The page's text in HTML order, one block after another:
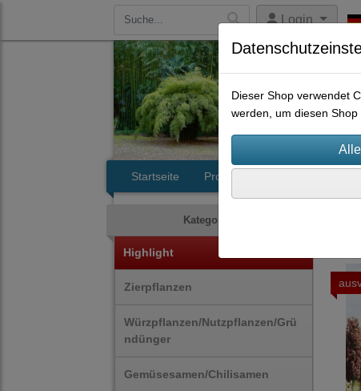
Login
Startseite Produkte
Kategorien
Highlight
Zierpflanzen
Würzpflanzen/Nutzpflanzen/Grü
ndünger
Gemüsesamen/Chilisamen
Dieser Shop verwendet
werden, um diesen